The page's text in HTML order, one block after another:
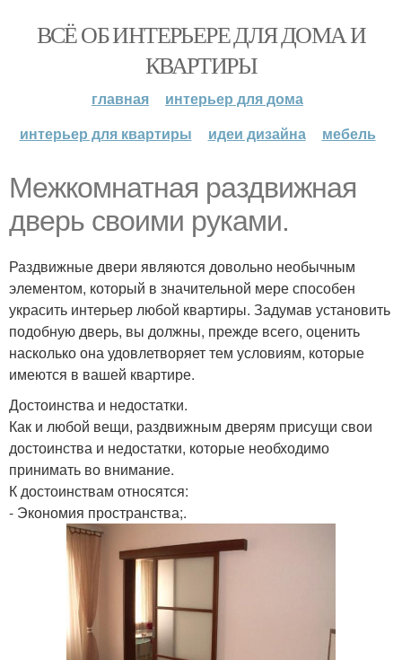
ВСЁ ОБ ИНТЕРЬЕРЕ ДЛЯ ДОМА И
КВАРТИРЫ
главная
интерьер для дома
интерьер для квартиры
идеи дизайна мебель
Межкомнатная раздвижная
дверь своими руками.
Раздвижные двери являются довольно необычным
элементом, который в значительной мере способен
украсить интерьер любой квартиры. Задумав установить
подобную дверь, вы должны, прежде всего, оценить
насколько она удовлетворяет тем условиям, которые
имеются в вашей квартире.
Достоинства и недостатки.
Как и любой вещи, раздвижным дверям присущи свои
достоинства и недостатки, которые необходимо
принимать во внимание.
К достоинствам относятся:
- Экономия пространства;.